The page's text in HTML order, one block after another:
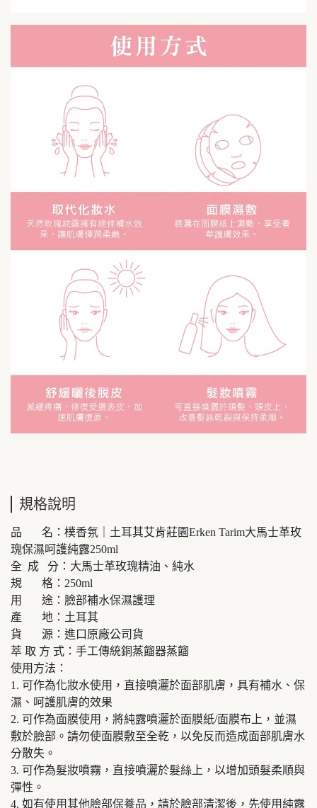
規格說明
品 名：樸香氛｜土耳其艾肯莊園Erken Tarim大馬士革玫
瑰保濕呵護純露250ml
全 成 分：大馬士革玫瑰精油、純水
規 格：250ml
用 途：臉部補水保濕護理
產 地：土耳其
貨 源：進口原廠公司貨
萃 取 方 式：手工傳統銅蒸餾器蒸餾
使用方法：
1. 可作為化妝水使用，直接噴灑於面部肌膚，具有補水、保
濕、呵護肌膚的效果
2. 可作為面膜使用，將純露噴灑於面膜紙/面膜布上，並濕
敷於臉部。請勿使面膜敷至全乾，以免反而造成面部肌膚水
分散失。
3. 可作為髮妝噴霧，直接噴灑於髮絲上，以增加頭髮柔順與
彈性。
4. 如有使用其他臉部保養品，請於臉部清潔後，先使用純露